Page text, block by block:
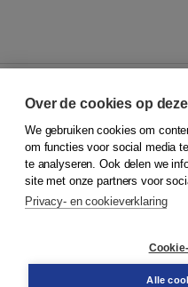
© 2026Koninklijke Boom
Klantenservice
Service & informatie
Contact
Over de cookies op
We gebruiken cookies om
om functies voor social media
te analyseren. Ook delen we
site met onze partners voor
Privacy- en cookieverklaring
Alle